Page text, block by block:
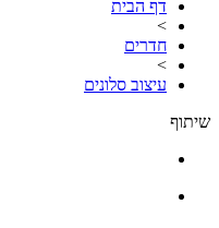
דף הבית
>
חדרים
>
עיצוב סלונים
שיתוף